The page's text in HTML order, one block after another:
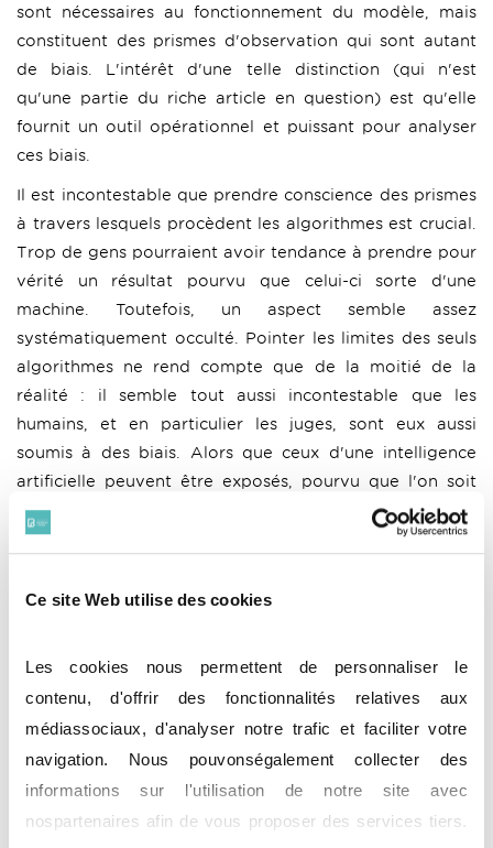
Ce site Web utilise des cookies
Les cookies nous permettent de personnaliser le
contenu, d'offrir des fonctionnalités relatives aux
médiassociaux, d'analyser notre trafic et faciliter votre
navigation. Nous pouvonségalement collecter des
informations sur l'utilisation de notre site avec
nospartenaires afin de vous proposer des services tiers.
sont nécessaires au fonctionnement du modèle, mais
constituent des prismes d'observation qui sont autant
de biais. L'intérêt d'une telle distinction (qui n'est
qu'une partie du riche article en question) est qu'elle
fournit un outil opérationnel et puissant pour analyser
ces biais.
Il est incontestable que prendre conscience des prismes
à travers lesquels procèdent les algorithmes est crucial.
Trop de gens pourraient avoir tendance à prendre pour
vérité un résultat pourvu que celui-ci sorte d'une
machine. Toutefois, un aspect semble assez
systématiquement occulté. Pointer les limites des seuls
algorithmes ne rend compte que de la moitié de la
réalité : il semble tout aussi incontestable que les
humains, et en particulier les juges, sont eux aussi
soumis à des biais. Alors que ceux d'une intelligence
artificielle peuvent être exposés, pourvu que l'on soit
assez rigoureux, en examinant soigneusement les codes
et surtout en répétant les expériences à l'infini (la
d'étudier et d'évaluer les biais humains, qui dépendent
Et vous, que pensez-vous de cette distinction entre
biais algorithmique et biais humain ?
Donnez-nous votre avis sur notre page LinkedIn.
Sources :Intelligence artificielle et droit : questions
éthiques (1) (caselawanalytics.com)